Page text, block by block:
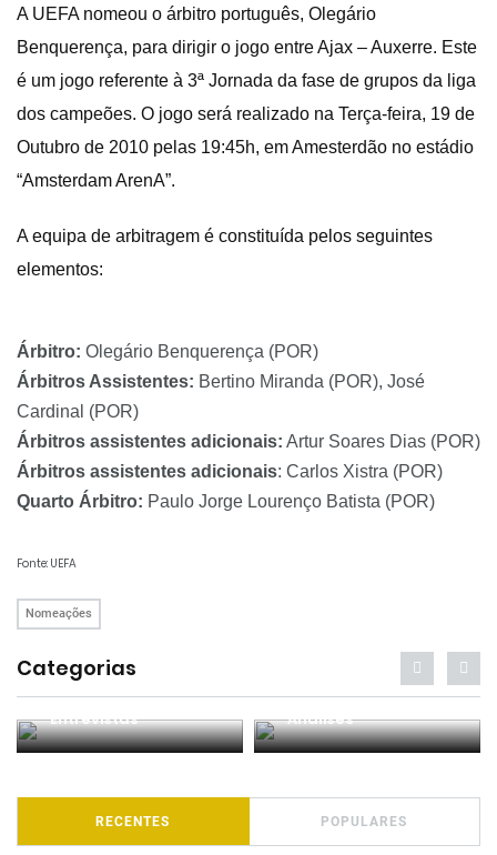
A UEFA nomeou o árbitro português, Olegário
Benquerença, para dirigir o jogo entre Ajax – Auxerre. Este
é um jogo referente à 3ª Jornada da fase de grupos da liga
dos campeões. O jogo será realizado na Terça-feira, 19 de
Outubro de 2010 pelas 19:45h, em Amesterdão no estádio
“Amsterdam ArenA”.
A equipa de arbitragem é constituída pelos seguintes
elementos:
Árbitro: Olegário Benquerença (POR)
Árbitros Assistentes: Bertino Miranda (POR), José
Cardinal (POR)
Árbitros assistentes adicionais: Artur Soares Dias (POR)
Árbitros assistentes adicionais: Carlos Xistra (POR)
Quarto Árbitro: Paulo Jorge Lourenço Batista (POR)
Fonte: UEFA
Nomeações
Categorias
Entrevistas Análises
RECENTES POPULARES